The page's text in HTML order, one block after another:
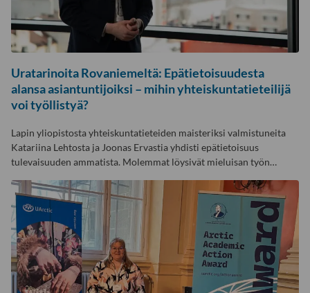
Uratarinoita Rovaniemeltä: Epätietoisuudesta
alansa asiantuntijoiksi – mihin yhteiskuntatieteilijä
voi työllistyä?
Lapin yliopistosta yhteiskuntatieteiden maisteriksi valmistuneita
Katariina Lehtosta ja Joonas Ervastia yhdisti epätietoisuus
tulevaisuuden ammatista. Molemmat löysivät mieluisan työn…